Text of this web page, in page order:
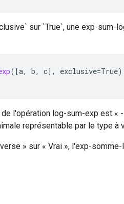
sur `True`, une exp-sum-
( [a, b, c] , exclusive=True)
l'opération log-sum-exp est «
représentable par le type
» sur « Vrai », l'exp-